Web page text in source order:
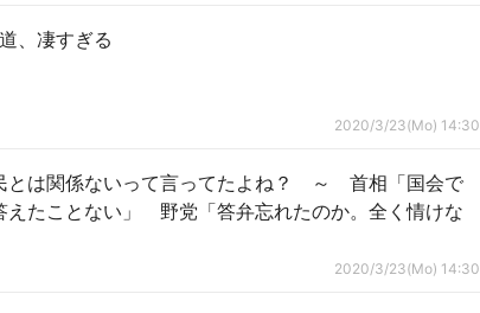
、凄すぎる
2020/3/23(Mo) 14:30
とは関係ないって言ってたよね？ ～ 首相「国会で
えたことない」 野党「答弁忘れたのか。全く情けな
2020/3/23(Mo) 14:30